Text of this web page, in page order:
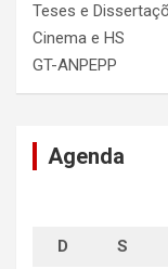
Teses e
Cinema e HS
GT-ANPEPP
Agenda
D S